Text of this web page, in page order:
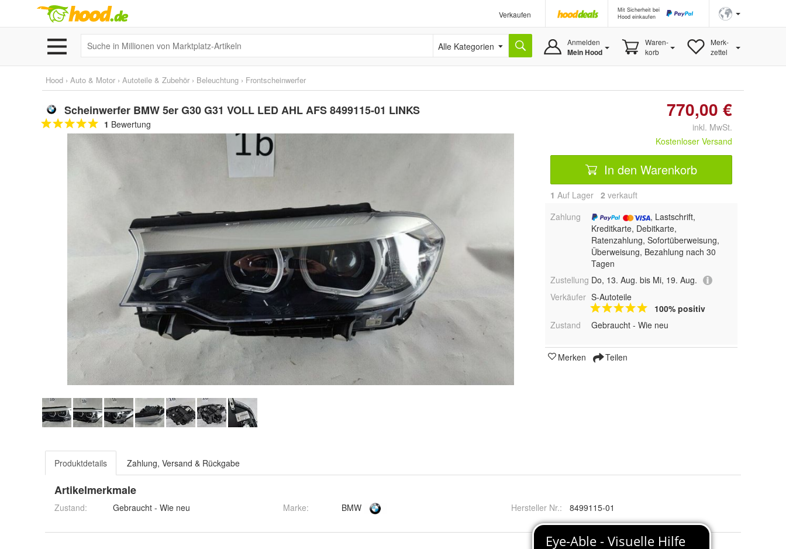
Verkaufen
Mit Sicherheit bei
Hood einkaufen
Alle Kategorien Anmelden
Mein Hood
Waren-
korb
Merk-
zettel
Hood › Auto & Motor › Autoteile & Zubehör › Beleuchtung › Frontscheinwerfer
Scheinwerfer BMW 5er G30 G31 VOLL LED AHL AFS 8499115-01 LINKS
1 Bewertung
770,00 €
inkl. MwSt.
Kostenloser Versand
In den Warenkorb
1 Auf Lager 2 verkauft
Zahlung
, Lastschrift,
Kreditkarte, Debitkarte,
Ratenzahlung, Sofortüberweisung,
Überweisung, Bezahlung nach 30
Tagen
Zustellung Do, 13. Aug. bis Mi, 19. Aug.
Verkäufer S-Autoteile
100% positiv
Zustand
Gebraucht - Wie neu
Merken Teilen
Produktdetails Zahlung, Versand & Rückgabe
Artikelmerkmale
Zustand: Gebraucht - Wie neu Marke: BMW Hersteller Nr.: 8499115-01